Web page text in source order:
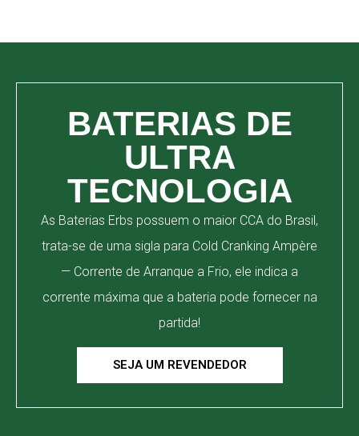
BATERIAS DE
ULTRA
TECNOLOGIA
As Baterias Erbs possuem o maior CCA do Brasil,
trata-se de uma sigla para Cold Cranking Ampère
— Corrente de Arranque a Frio, ele indica a
corrente máxima que a bateria pode fornecer na
partida!
SEJA UM REVENDEDOR